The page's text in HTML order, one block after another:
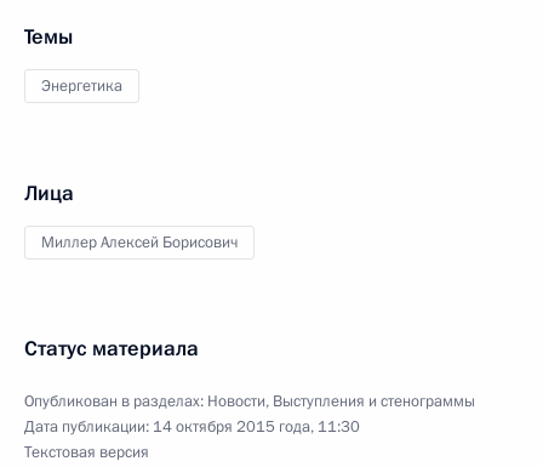
Темы
Энергетика
Лица
Миллер Алексей Борисович
Статус материала
Опубликован в разделах: Новости, Выступления и стенограммы
Дата публикации: 14 октября 2015 года, 11:30
Текстовая версия